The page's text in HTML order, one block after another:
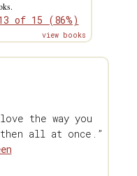
of 15 (86%)
view books
the way you
all at once.”